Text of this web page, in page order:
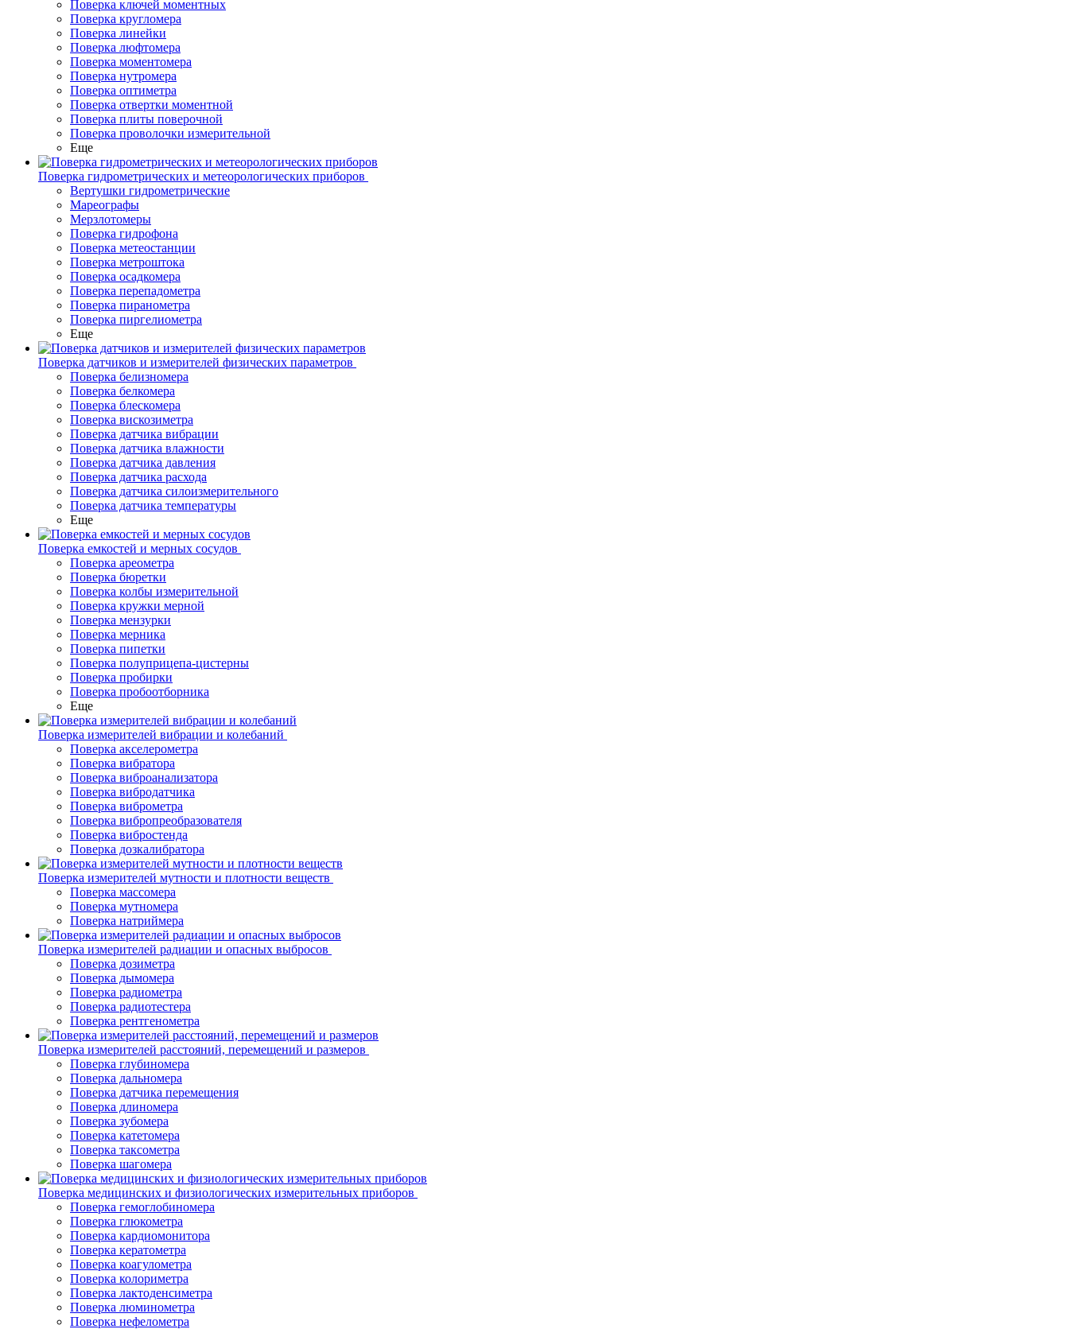
Поверка ключей моментных
Поверка кругломера
Поверка линейки
Поверка люфтомера
Поверка моментомера
Поверка нутромера
Поверка оптиметра
Поверка отвертки моментной
Поверка плиты поверочной
Поверка проволочки измерительной
Еще
Поверка гидрометрических и метеорологических приборов
Вертушки гидрометрические
Мареографы
Мерзлотомеры
Поверка гидрофона
Поверка метеостанции
Поверка метроштока
Поверка осадкомера
Поверка перепадометра
Поверка пиранометра
Поверка пиргелиометра
Еще
Поверка датчиков и измерителей физических параметров
Поверка белизномера
Поверка белкомера
Поверка блескомера
Поверка вискозиметра
Поверка датчика вибрации
Поверка датчика влажности
Поверка датчика давления
Поверка датчика расхода
Поверка датчика силоизмерительного
Поверка датчика температуры
Еще
Поверка емкостей и мерных сосудов
Поверка ареометра
Поверка бюретки
Поверка колбы измерительной
Поверка кружки мерной
Поверка мензурки
Поверка мерника
Поверка пипетки
Поверка полуприцепа-цистерны
Поверка пробирки
Поверка пробоотборника
Еще
Поверка измерителей вибрации и колебаний
Поверка акселерометра
Поверка вибратора
Поверка виброанализатора
Поверка вибродатчика
Поверка виброметра
Поверка вибропреобразователя
Поверка вибростенда
Поверка дозкалибратора
Поверка измерителей мутности и плотности веществ
Поверка массомера
Поверка мутномера
Поверка натриймера
Поверка измерителей радиации и опасных выбросов
Поверка дозиметра
Поверка дымомера
Поверка радиометра
Поверка радиотестера
Поверка рентгенометра
Поверка измерителей расстояний, перемещений и размеров
Поверка глубиномера
Поверка дальномера
Поверка датчика перемещения
Поверка длиномера
Поверка зубомера
Поверка катетомера
Поверка таксометра
Поверка шагомера
Поверка медицинских и физиологических измерительных приборов
Поверка гемоглобиномера
Поверка глюкометра
Поверка кардиомонитора
Поверка кератометра
Поверка коагулометра
Поверка колориметра
Поверка лактоденсиметра
Поверка люминометра
Поверка нефелометра